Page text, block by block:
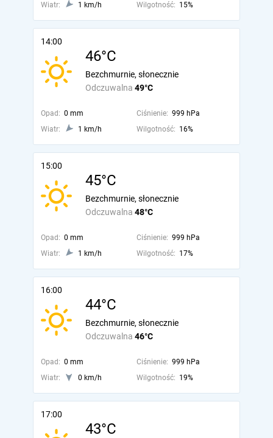
Wiatr:
1 km/h Wilgotność: 15%
14:00
46°C
Odczuwalna 49°C
Bezchmurnie, słonecznie
Opad: 0 mm Ciśnienie: 999 hPa
Wiatr:
1 km/h Wilgotność: 16%
15:00
45°C
Odczuwalna 48°C
Bezchmurnie, słonecznie
Opad: 0 mm Ciśnienie: 999 hPa
Wiatr:
1 km/h Wilgotność: 17%
16:00
44°C
Odczuwalna 46°C
Bezchmurnie, słonecznie
Opad: 0 mm Ciśnienie: 999 hPa
Wiatr:
0 km/h Wilgotność: 19%
17:00
43°C